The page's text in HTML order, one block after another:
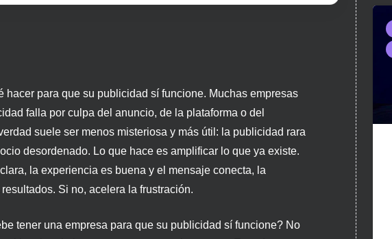
hacer para que su publicidad sí funcione. Muchas empresas
falla por culpa del anuncio, de la plataforma o del
suele ser menos misteriosa y más útil: la publicidad rara
desordenado. Lo que hace es amplificar lo que ya existe.
la experiencia es buena y el mensaje conecta, la
Si no, acelera la frustración.
tener una empresa para que su publicidad sí funcione? No